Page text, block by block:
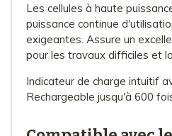
Les cellules à haute
puissance continue
exigeantes. Assure un
pour les travaux difficiles et
Indicateur de charge intuitif
Rechargeable jusqu'à 600